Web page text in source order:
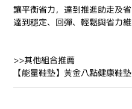
讓平衡省力，達到推進助走及
達到穩定、回彈、輕鬆與省力維
>>其他組合推薦
【能量鞋墊】黃金八點健康鞋